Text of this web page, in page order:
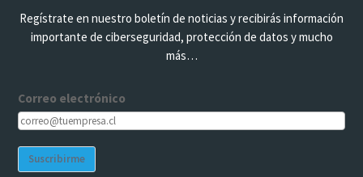
Regístrate en nuestro boletín de noticias y recibirás información
importante de ciberseguridad, protección de datos y mucho
más…
Correo electrónico
Suscribirme